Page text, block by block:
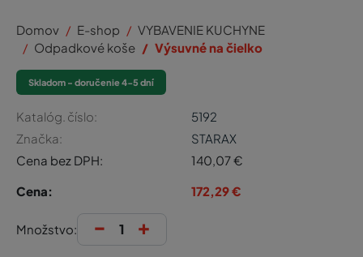
Domov E-shop
VYBAVENIE KUCHYNE
Odpadkové koše
Výsuvné na čielko
Skladom - doručenie 4-5 dní
Katalóg. číslo:
5192
Značka:
STARAX
Cena bez DPH:
140,07€
Cena:
172,29€
Množstvo: - +